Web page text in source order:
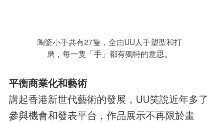
陶瓷小手共有27隻，全由UU人手塑型和打
磨，每一隻「手」都有獨特的意思。
平衡商業化和藝術
講起香港新世代藝術的發展，UU笑說近年多了
參與機會和發表平台，作品展示不再限於畫